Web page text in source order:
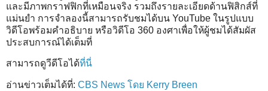
และมีภาพกราฟฟิกที่เหมือนจริง รวมถึงรายละเอียดด้านฟิสิกส์ที่
แม่นยำ การจำลองนี้สามารถรับชมได้บน YouTube ในรูปแบบ
วิดีโอพร้อมคำอธิบาย หรือวิดีโอ 360 องศาเพื่อให้ผู้ชมได้สัมผัส
ประสบการณ์ได้เต็มที่
สามารถดูวีดีโอได้ที่นี่
อ่านข่าวเต็มได้ที่: CBS News โดย Kerry Breen